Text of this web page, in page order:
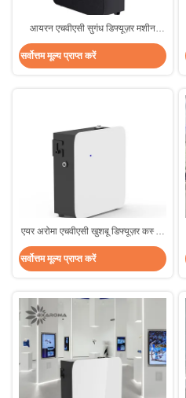
आयरन एचवीएसी सुगंध डिफ्यूज़र मशीन
वाईफ़ाई वायरलेस अरोमा डिफ्यूज़र मशीन
सुगंध
सर्वोत्तम मूल्य प्राप्त करें
एयर अरोमा एचवीएसी खुशबू डिफ्यूज़र कस्टम
होटल लॉबी खुशबू मशीन
सर्वोत्तम मूल्य प्राप्त करें